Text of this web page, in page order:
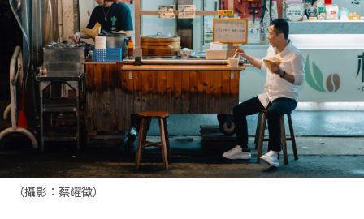
（攝影：蔡耀徵）